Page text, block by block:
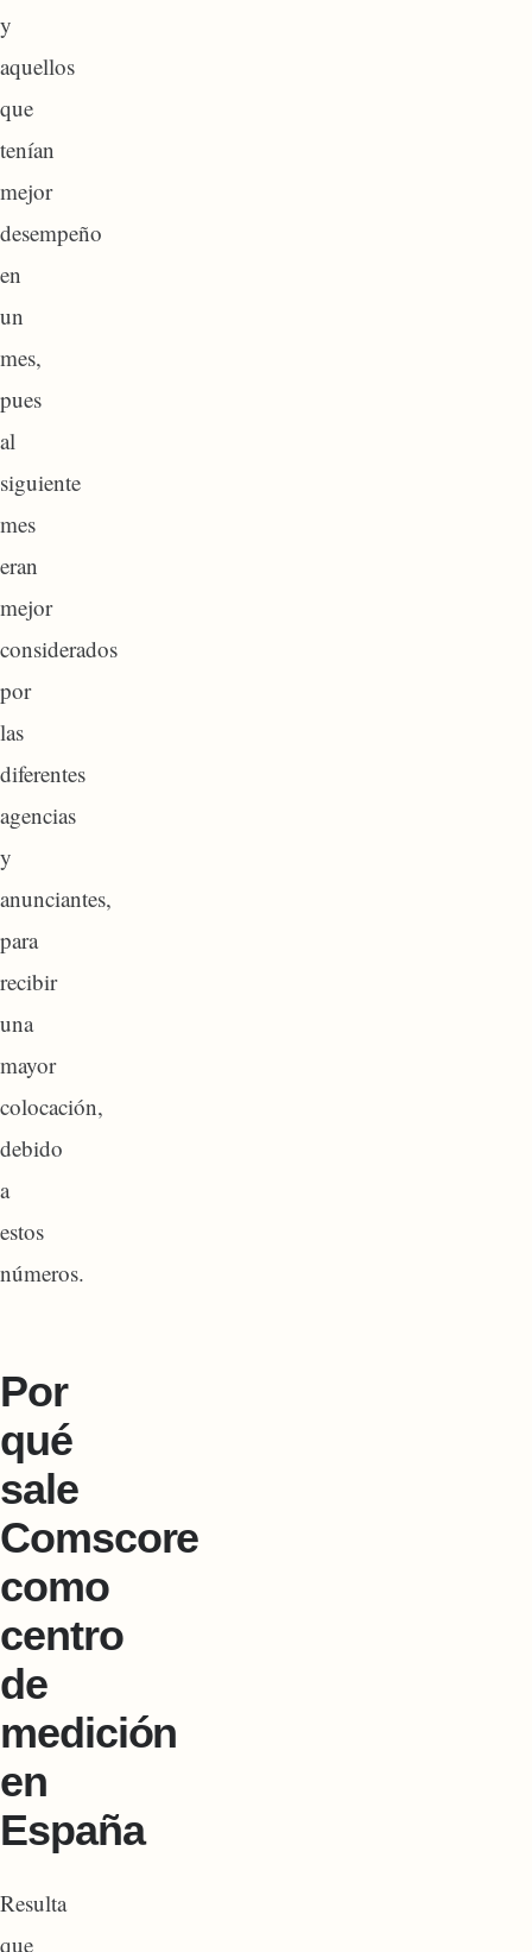
y
aquellos
que
tenían
mejor
desempeño
en
un
mes,
pues
al
siguiente
mes
eran
mejor
considerados
por
las
diferentes
agencias
y
anunciantes,
para
recibir
una
mayor
colocación,
debido
a
estos
números.
Por
qué
sale
Comscore
como
centro
de
medición
en
España
Resulta
que